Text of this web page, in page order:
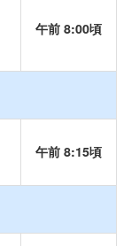
午前 8:00頃
午前 8:15頃